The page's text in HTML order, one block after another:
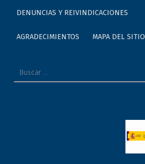
DENUNCIAS Y REIVINDICACIONES
AGRADECIMIENTOS MAPA DEL SITIO